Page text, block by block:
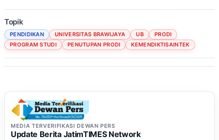
Topik
PENDIDIKAN UNIVERSITAS BRAWIJAYA UB
PRODI
PROGRAM STUDI
PENUTUPAN PRODI KEMENDIKTISAINTEK
MEDIA TERVERIFIKASI DEWAN PERS
Update Berita JatimTIMES Network